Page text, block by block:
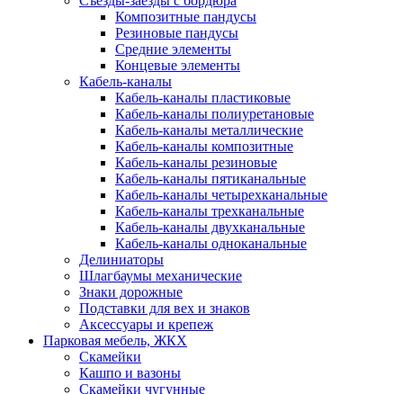
Композитные пандусы
Резиновые пандусы
Средние элементы
Концевые элементы
Кабель-каналы
Кабель-каналы пластиковые
Кабель-каналы полиуретановые
Кабель-каналы металлические
Кабель-каналы композитные
Кабель-каналы резиновые
Кабель-каналы пятиканальные
Кабель-каналы четырехканальные
Кабель-каналы трехканальные
Кабель-каналы двухканальные
Кабель-каналы одноканальные
Делиниаторы
Шлагбаумы механические
Знаки дорожные
Подставки для вех и знаков
Аксессуары и крепеж
Парковая мебель, ЖКХ
Скамейки
Кашпо и вазоны
Скамейки чугунные